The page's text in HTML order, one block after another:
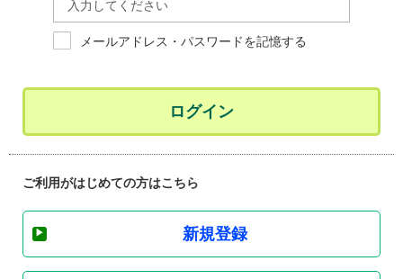
メールアドレス・パスワードを記憶する
ログイン
ご利用がはじめての方はこちら
新規登録